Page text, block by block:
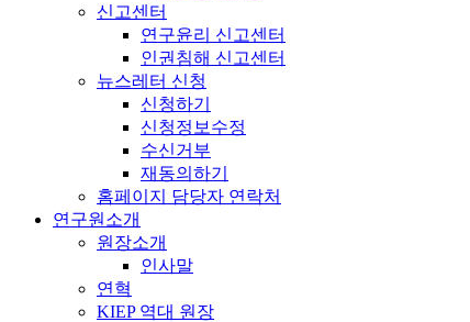
신고센터
연구윤리 신고센터
인권침해 신고센터
뉴스레터 신청
신청하기
신청정보수정
수신거부
재동의하기
홈페이지 담당자 연락처
연구원소개
원장소개
인사말
연혁
KIEP 역대 원장